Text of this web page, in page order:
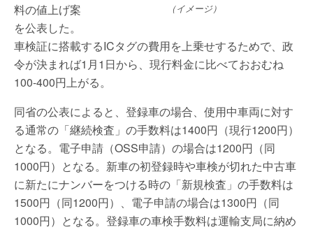
（イメージ）
料の値上げ案
を公表した。
車検証に搭載するICタグの費用を上乗せするためで、政
令が決まれば1月1日から、現行料金に比べておおむね
100-400円上がる。
同省の公表によると、登録車の場合、使用中車両に対す
る通常の「継続検査」の手数料は1400円（現行1200円）
となる。電子申請（OSS申請）の場合は1200円（同
1000円）となる。新車の初登録時や車検が切れた中古車
に新たにナンバーをつける時の「新規検査」の手数料は
1500円（同1200円）、電子申請の場合は1300円（同
1000円）となる。登録車の車検手数料は運輸支局に納め